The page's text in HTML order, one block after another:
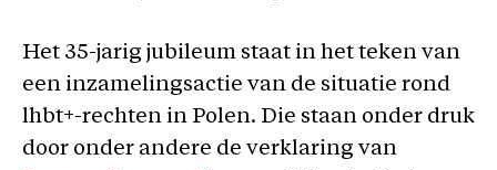
Het 35-jarig jubileum staat in het teken van
een inzamelingsactie van de situatie rond
lhbt+-rechten in Polen. Die staan onder druk
door onder andere de verklaring van